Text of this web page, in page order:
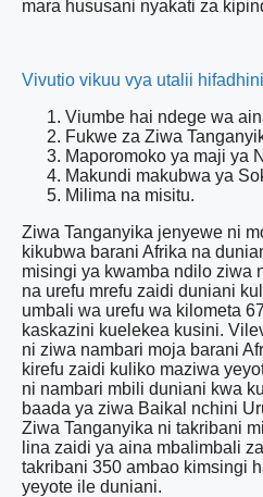
mara hususani nyakati za
Vivutio vikuu vya utalii hifadhini
Viumbe hai ndege wa
Fukwe za Ziwa
Maporomoko ya maji ya
Makundi makubwa ya
Milima na misitu.
Ziwa Tanganyika jenyewe ni
kikubwa barani Afrika na
misingi ya kwamba ndilo ziwa
na urefu mrefu zaidi duniani
umbali wa urefu wa kilometa
kaskazini kuelekea kusini.
ni ziwa nambari moja barani
kirefu zaidi kuliko maziwa
ni nambari mbili duniani kwa
baada ya ziwa Baikal nchini
Ziwa Tanganyika ni takribani
lina zaidi ya aina mbalimbali
takribani 350 ambao kimsingi
yeyote ile duniani.